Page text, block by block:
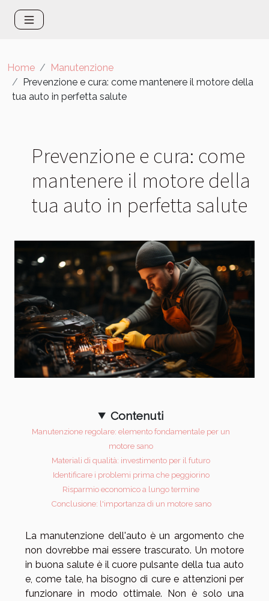
Home
Manutenzione
Prevenzione e cura: come mantenere il motore della
tua auto in perfetta salute
Prevenzione e cura: come
mantenere il motore della
tua auto in perfetta salute
Contenuti
Manutenzione regolare: elemento fondamentale per un
motore sano
Materiali di qualità: investimento per il futuro
Identificare i problemi prima che peggiorino
Risparmio economico a lungo termine
Conclusione: l'importanza di un motore sano
La manutenzione dell'auto è un argomento che
non dovrebbe mai essere trascurato. Un motore
in buona salute è il cuore pulsante della tua auto
e, come tale, ha bisogno di cure e attenzioni per
funzionare in modo ottimale. Non è solo una